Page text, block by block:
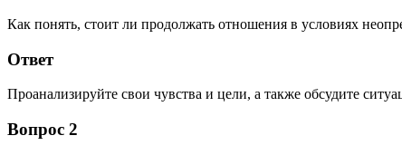
Как понять, стоит ли продолжать отношения в условиях
Ответ
Проанализируйте свои чувства и цели, а также обсудите
Вопрос 2